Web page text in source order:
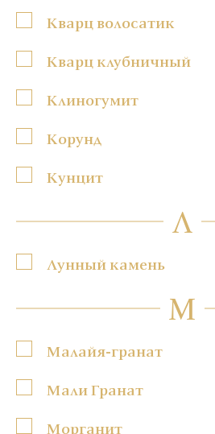
Кварц волосатик
Кварц клубничный
Клиногумит
Корунд
Кунцит
Л
Лунный камень
М
Малайя-гранат
Мали Гранат
Морганит